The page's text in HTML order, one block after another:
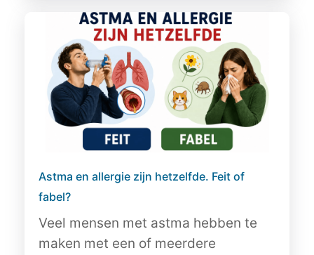
Astma en allergie zijn hetzelfde. Feit of
fabel?
Veel mensen met astma hebben te
maken met een of meerdere